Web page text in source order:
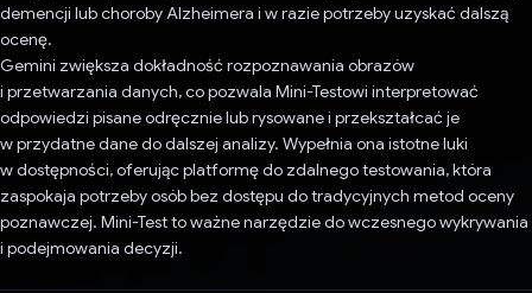
demencji lub choroby Alzheimera i w razie potrzeby uzyskać dalszą
ocenę.
Gemini zwiększa dokładność rozpoznawania obrazów
i przetwarzania danych, co pozwala Mini-Testowi interpretować
odpowiedzi pisane odręcznie lub rysowane i przekształcać je
w przydatne dane do dalszej analizy. Wypełnia ona istotne luki
w dostępności, oferując platformę do zdalnego testowania, która
zaspokaja potrzeby osób bez dostępu do tradycyjnych metod oceny
poznawczej. Mini-Test to ważne narzędzie do wczesnego wykrywania
i podejmowania decyzji.